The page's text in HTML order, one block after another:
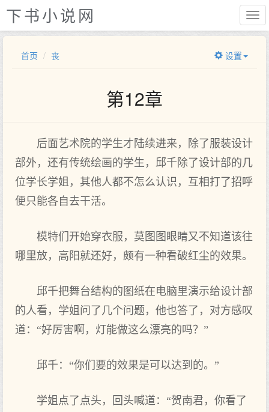
下书小说网
首页 丧 设置
第12章
后面艺术院的学生才陆续进来，除了服装设计
部外，还有传统绘画的学生，邱千除了设计部的几
位学长学姐，其他人都不怎么认识，互相打了招呼
便只能各自去干活。
模特们开始穿衣服，莫图图眼睛又不知道该往
哪里放，高阳就还好，颇有一种看破红尘的效果。
邱千把舞台结构的图纸在电脑里演示给设计部
的人看，学姐问了几个问题，他也答了，对方感叹
道：“好厉害啊，灯能做这么漂亮的吗？”
邱千：“你们要的效果是可以达到的。”
学姐点了点头，回头喊道：“贺南君，你看了